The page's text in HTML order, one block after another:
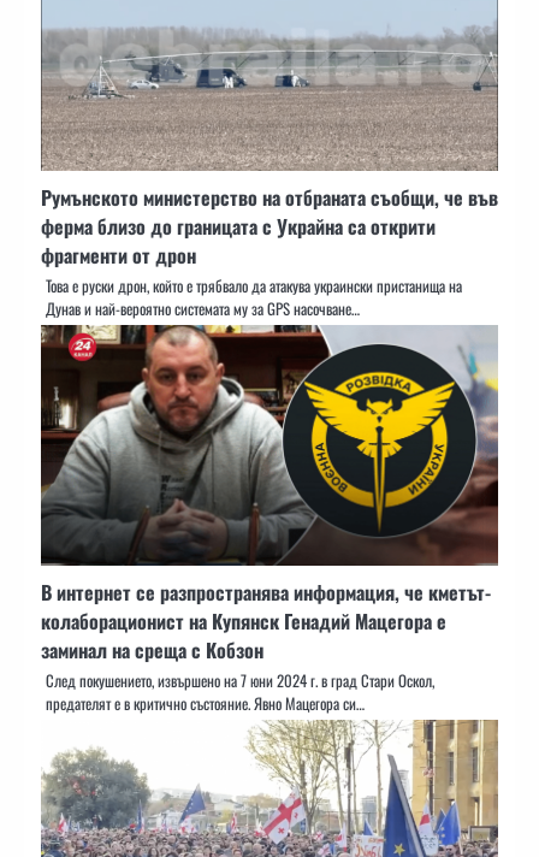
Румънското министерство на отбраната съобщи, че във
ферма близо до границата с Украйна са открити
фрагменти от дрон
Това е руски дрон, който е трябвало да атакува украински пристанища на
Дунав и най-вероятно системата му за GPS насочване…
В интернет се разпространява информация, че кметът-
колаборационист на Купянск Генадий Мацегора е
заминал на среща с Кобзон
След покушението, извършено на 7 юни 2024 г. в град Стари Оскол,
предателят е в критично състояние. Явно Мацегора си…